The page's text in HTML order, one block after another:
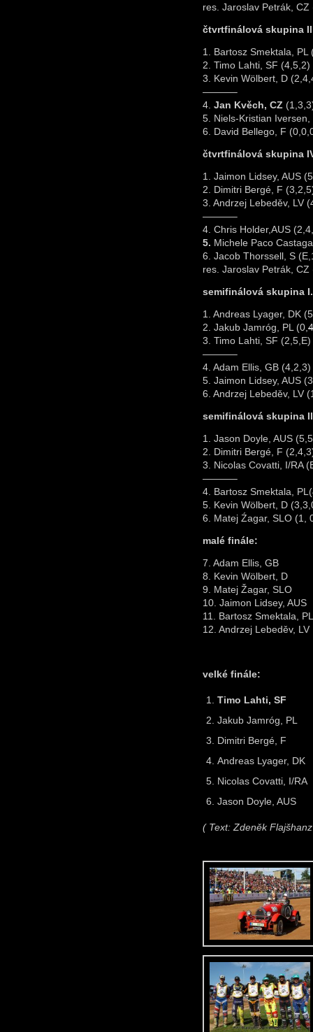
res. Jaroslav Petrák, CZ
čtvrtfinálová skupina
1. Bartosz Smektala, PL
2. Timo Lahti, SF (4,5,2)
3. Kevin Wölbert, D
———–
4. Jan Kvěch, CZ
5. Niels-Kristian Iversen,
6. David Bellego, F
čtvrtfinálová skupina
1. Jaimon Lidsey, AUS
2. Dimitri Bergé, F
3. Andrzej Lebeděv, LV
———–
4. Chris Holder,AUS
5. Michele Paco
6. Jacob Thorssell, S
res. Jaroslav Petrák, CZ
semifinálová skupina
1. Andreas Lyager, DK
2. Jakub Jamróg, PL (0, 4
3. Timo Lahti, SF (2,5,E)
———–
4. Adam Ellis, GB (4,2,3)
5. Jaimon Lidsey, AUS
6. Andrzej Lebeděv, LV
semifinálová skupina
1. Jason Doyle, AUS
2. Dimitri Bergé, F
3. Nicolas Covatti, I/RA
———–
4. Bartosz Smektala,
5. Kevin Wölbert, D
6. Matej Źagar, SLO (1,
malé finále:
7. Adam Ellis, GB
8. Kevin Wölbert, D
9. Matej Žagar, SLO
10. Jaimon Lidsey, AUS
11. Bartosz Smektala, PL
12. Andrzej Lebeděv, LV
velké finále:
Timo Lahti, SF
Jakub Jamróg, PL
Dimitri Bergé, F
Andreas Lyager, DK
Nicolas Covatti, I/RA
Jason Doyle, AUS
( Text: Zdeněk